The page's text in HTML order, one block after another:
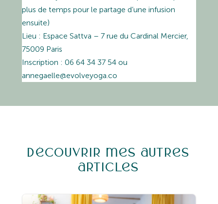
plus de temps pour le partage d’une infusion
ensuite)
Lieu : Espace Sattva – 7 rue du Cardinal Mercier,
75009 Paris
Inscription : 06 64 34 37 54 ou
annegaelle@evolveyoga.co
Découvrir mes autres
articles